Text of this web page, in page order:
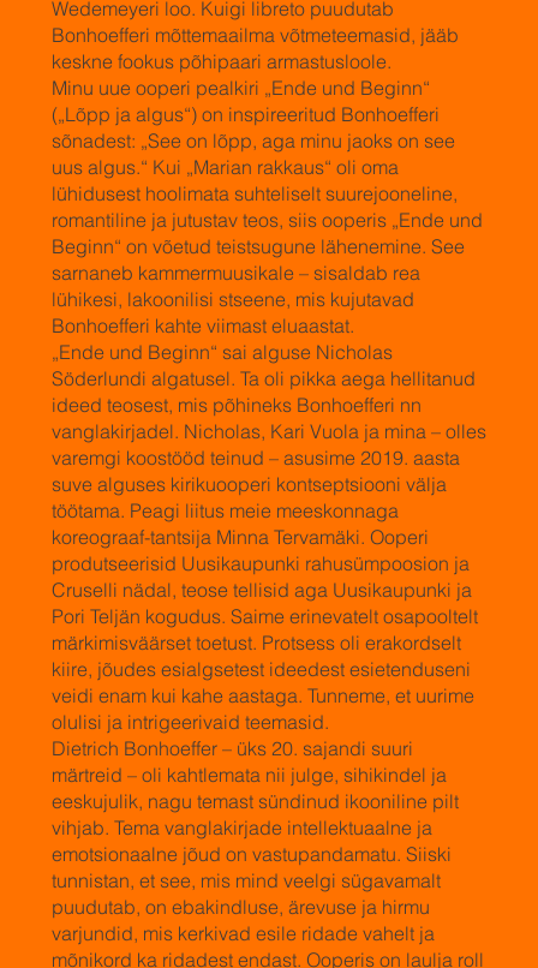
Wedemeyeri loo. Kuigi libreto puudutab
Bonhoefferi mõttemaailma võtmeteemasid, jääb
keskne fookus põhipaari armastusloole.
Minu uue ooperi pealkiri „Ende und Beginn“
(„Lõpp ja algus“) on inspireeritud Bonhoefferi
sõnadest: „See on lõpp, aga minu jaoks on see
uus algus.“ Kui „Marian rakkaus“ oli oma
lühidusest hoolimata suhteliselt suurejooneline,
romantiline ja jutustav teos, siis ooperis „Ende und
Beginn“ on võetud teistsugune lähenemine. See
sarnaneb kammermuusikale – sisaldab rea
lühikesi, lakoonilisi stseene, mis kujutavad
Bonhoefferi kahte viimast eluaastat.
„Ende und Beginn“ sai alguse Nicholas
Söderlundi algatusel. Ta oli pikka aega hellitanud
ideed teosest, mis põhineks Bonhoefferi nn
vanglakirjadel. Nicholas, Kari Vuola ja mina – olles
varemgi koostööd teinud – asusime 2019. aasta
suve alguses kirikuooperi kontseptsiooni välja
töötama. Peagi liitus meie meeskonnaga
koreograaf-tantsija Minna Tervamäki. Ooperi
produtseerisid Uusikaupunki rahusümpoosion ja
Cruselli nädal, teose tellisid aga Uusikaupunki ja
Pori Teljän kogudus. Saime erinevatelt osapooltelt
märkimisväärset toetust. Protsess oli erakordselt
kiire, jõudes esialgsetest ideedest esietenduseni
veidi enam kui kahe aastaga. Tunneme, et uurime
olulisi ja intrigeerivaid teemasid.
Dietrich Bonhoeffer – üks 20. sajandi suuri
märtreid – oli kahtlemata nii julge, sihikindel ja
eeskujulik, nagu temast sündinud ikooniline pilt
vihjab. Tema vanglakirjade intellektuaalne ja
emotsionaalne jõud on vastupandamatu. Siiski
tunnistan, et see, mis mind veelgi sügavamalt
puudutab, on ebakindluse, ärevuse ja hirmu
varjundid, mis kerkivad esile ridade vahelt ja
mõnikord ka ridadest endast. Ooperis on laulja roll